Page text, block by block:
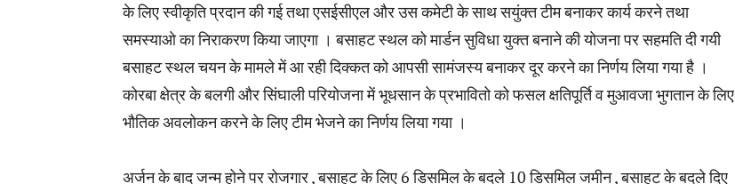
के लिए स्वीकृति प्रदान की गई तथा एसईसीएल और उस कमेटी के साथ सयुंक्त टीम बनाकर कार्य करने तथा
समस्याओ का निराकरण किया जाएगा । बसाहट स्थल को मार्डन सुविधा युक्त बनाने की योजना पर सहमति दी गयी
बसाहट स्थल चयन के मामले में आ रही दिक्कत को आपसी सामंजस्य बनाकर दूर करने का निर्णय लिया गया है ।
कोरबा क्षेत्र के बलगी और सिंघाली परियोजना में भूधसान के प्रभावितो को फसल क्षतिपूर्ति व मुआवजा भुगतान के लिए
भौतिक अवलोकन करने के लिए टीम भेजने का निर्णय लिया गया ।
अर्जन के बाद जन्म होने पर रोजगार , बसाहट के लिए 6 डिसमिल के बदले 10 डिसमिल जमीन , बसाहट के बदले दिए